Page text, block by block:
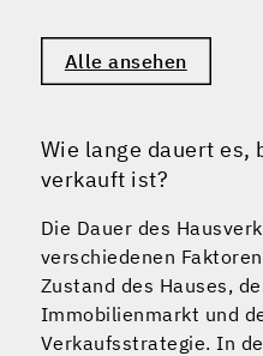
Alle ansehen
Wie lange dauert es,
verkauft ist?
Die Dauer des
verschiedenen
Zustand des Hauses,
Immobilienmarkt und
Verkaufsstrategie. In